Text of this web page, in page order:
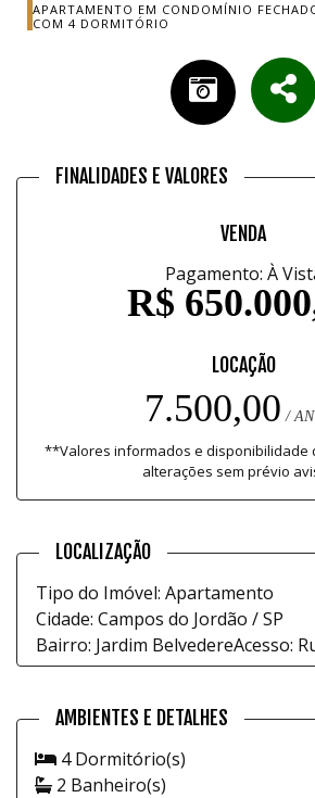
APARTAMENTO EM CONDOMÍNIO
COM 4 DORMITÓRIO
FINALIDADES E VALORES
VENDA
Pagamento: À
R$
LOCAÇÃO
7.500,00 /
**Valores informados e disponibilidade
alterações sem prévio
LOCALIZAÇÃO
Tipo do Imóvel: Apartamento
Cidade: Campos do Jordão / SP
Bairro: Jardim BelvedereAcesso:
AMBIENTES E DETALHES
4 Dormitório(s)
2 Banheiro(s)